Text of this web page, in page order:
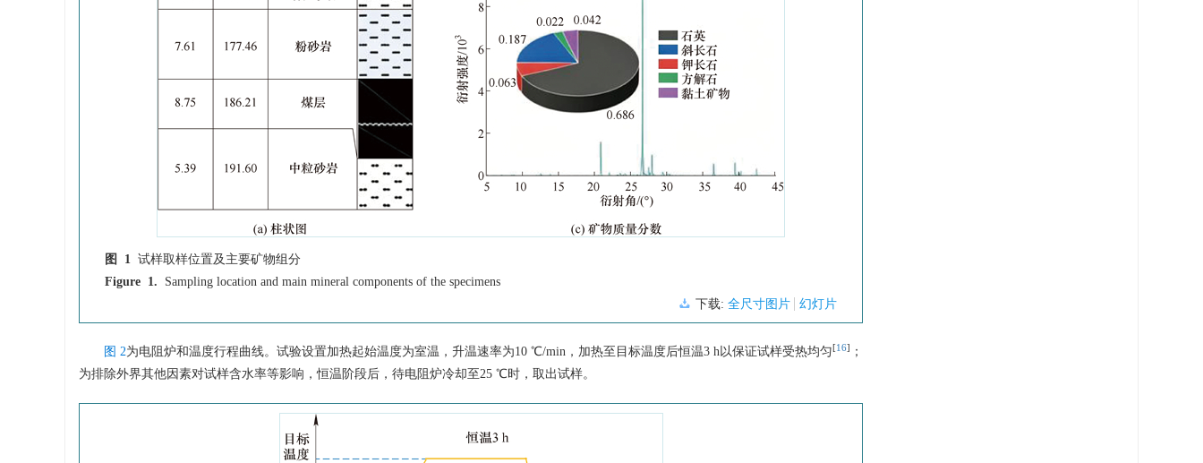
图 1 试样取样位置及主要矿物组分
Figure 1.
Sampling location and main mineral components of the specimens
下载: 全尺寸图片 幻灯片
图 2为电阻炉和温度行程曲线。试验设置加热起始温度为室温，升温速率为10 ℃/min，加热至目标温度后恒温3 h以保证试样受热均匀[16]
；
为排除外界其他因素对试样含水率等影响，恒温阶段后，待电阻炉冷却至25 ℃时，取出试样。